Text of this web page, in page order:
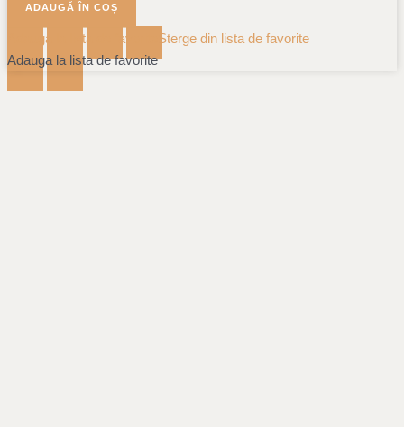
ADAUGĂ ÎN COȘ
Adauga la lista de favorite
Sterge din lista de favorite
Adauga la lista de favorite